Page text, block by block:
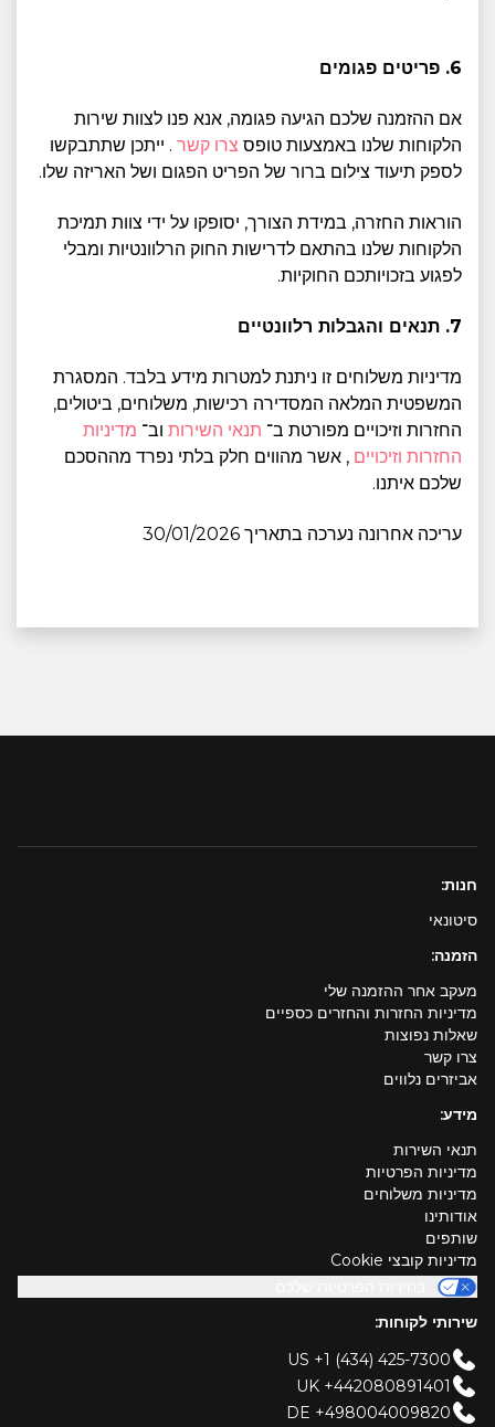
6. פריטים פגומים
אם ההזמנה שלכם הגיעה פגומה, אנא פנו לצוות שירות
הלקוחות שלנו באמצעות טופס צרו קשר . ייתכן שתתבקשו
לספק תיעוד צילום ברור של הפריט הפגום ושל האריזה שלו.
הוראות החזרה, במידת הצורך, יסופקו על ידי צוות תמיכת
הלקוחות שלנו בהתאם לדרישות החוק הרלוונטיות ומבלי
לפגוע בזכויותכם החוקיות.
7. תנאים והגבלות רלוונטיים
מדיניות משלוחים זו ניתנת למטרות מידע בלבד. המסגרת
המשפטית המלאה המסדירה רכישות, משלוחים, ביטולים,
החזרות וזיכויים מפורטת ב־ תנאי השירות וב־ מדיניות
החזרות וזיכויים , אשר מהווים חלק בלתי נפרד מההסכם
שלכם איתנו.
עריכה אחרונה נערכה בתאריך 30/01/2026
חנות:
סיטונאי
הזמנה:
מעקב אחר ההזמנה שלי
מדיניות החזרות והחזרים כספיים
שאלות נפוצות
צרו קשר
אביזרים נלווים
מידע:
תנאי השירות
מדיניות הפרטיות
מדיניות משלוחים
אודותינו
שותפים
מדיניות קובצי Cookie
שירותי לקוחות:
US +1 (434) 425-7300
UK +442080891401
DE +498004009820